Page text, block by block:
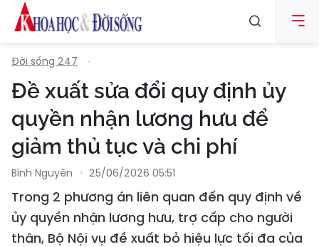
Đời sống 247
Đề xuất sửa đổi quy định ủy
quyền nhận lương hưu để
giảm thủ tục và chi phí
Bình Nguyên 25/06/2026 05:51
Trong 2 phương án liên quan đến quy định về
ủy quyền nhận lương hưu, trợ cấp cho người
thân, Bộ Nội vụ đề xuất bỏ hiệu lực tối đa của